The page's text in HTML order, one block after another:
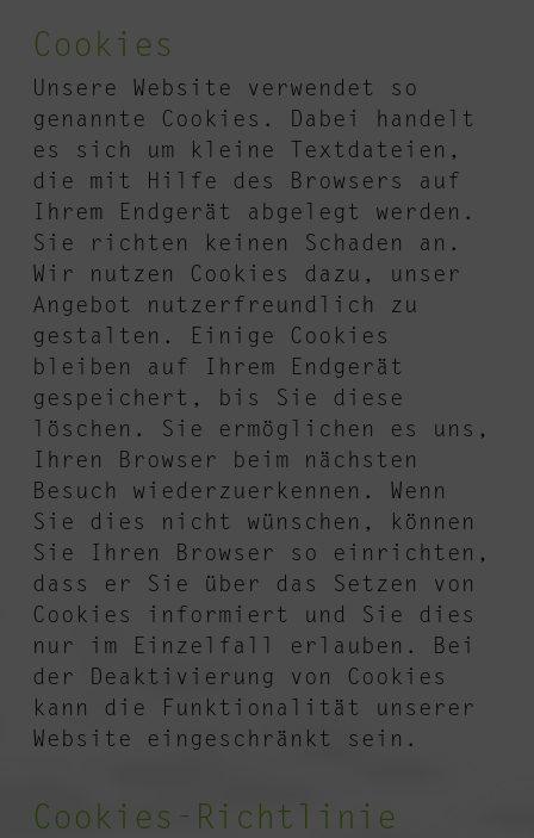
Cookies
Unsere Website verwendet so
genannte Cookies. Dabei handelt
es sich um kleine Textdateien,
die mit Hilfe des Browsers auf
Ihrem Endgerät abgelegt werden.
Sie richten keinen Schaden an.
Wir nutzen Cookies dazu, unser
Angebot nutzerfreundlich zu
gestalten. Einige Cookies
bleiben auf Ihrem Endgerät
gespeichert, bis Sie diese
löschen. Sie ermöglichen es uns,
Ihren Browser beim nächsten
Besuch wiederzuerkennen. Wenn
Sie dies nicht wünschen, können
Sie Ihren Browser so einrichten,
dass er Sie über das Setzen von
Cookies informiert und Sie dies
nur im Einzelfall erlauben. Bei
der Deaktivierung von Cookies
kann die Funktionalität unserer
Website eingeschränkt sein.
Cookies-Richtlinie